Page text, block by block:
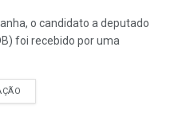
o candidato a deputado
foi recebido por uma